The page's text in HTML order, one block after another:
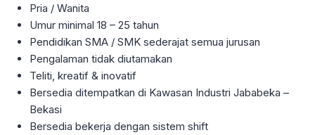
Pria / Wanita
Umur minimal 18 – 25 tahun
Pendidikan SMA / SMK sederajat semua jurusan
Pengalaman tidak diutamakan
Teliti, kreatif & inovatif
Bersedia ditempatkan di Kawasan Industri Jababeka –
Bekasi
Bersedia bekerja dengan sistem shift